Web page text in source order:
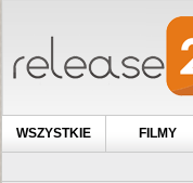
WSZYSTKIE FILMY